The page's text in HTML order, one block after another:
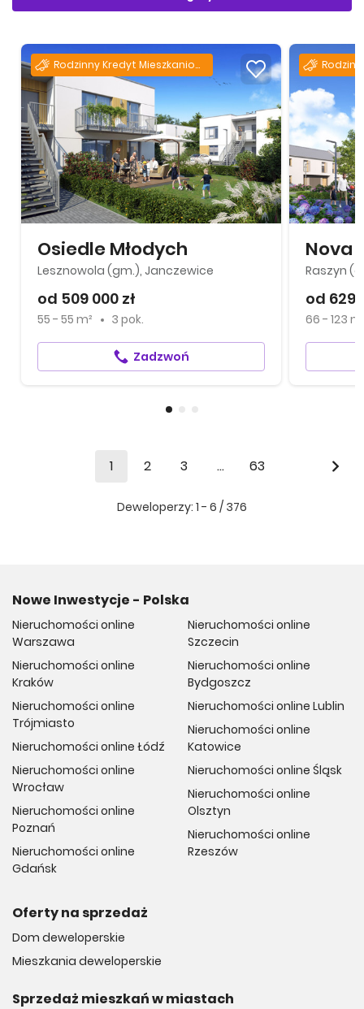
Rodzinny Kredyt Mieszkaniowy
Osiedle Młodych
Lesznowola (gm.), Janczewice
od 509 000 zł
55 - 55 m² 3 pok.
Zadzwoń
Nova
Raszyn
od 629
66 - 123
1 2 3 ... 63
Deweloperzy: 1 - 6 / 376
Nowe Inwestycje - Polska
Nieruchomości online
Warszawa
Nieruchomości online
Kraków
Nieruchomości online
Trójmiasto
Nieruchomości online Łódź
Nieruchomości online
Wrocław
Nieruchomości online
Poznań
Nieruchomości online
Gdańsk
Nieruchomości online
Szczecin
Nieruchomości online
Bydgoszcz
Nieruchomości online Lublin
Nieruchomości online
Katowice
Nieruchomości online Śląsk
Nieruchomości online
Olsztyn
Nieruchomości online
Rzeszów
Oferty na sprzedaż
Dom deweloperskie
Mieszkania deweloperskie
Sprzedaż mieszkań w miastach